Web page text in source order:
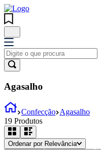
Agasalho
Confecção Agasalho
19 Produtos
Ordenar por Relevância